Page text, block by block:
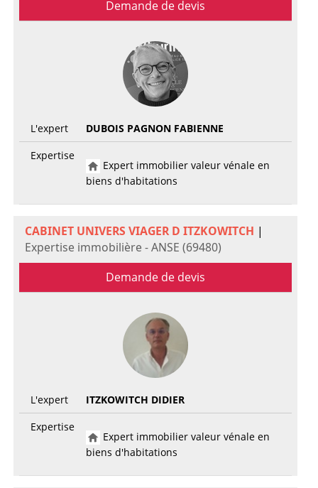
Demande de devis
L'expert
DUBOIS PAGNON FABIENNE
Expertise
Expert immobilier valeur vénale en
biens d'habitations
CABINET UNIVERS VIAGER D ITZKOWITCH |
Expertise immobilière - ANSE (69480)
Demande de devis
L'expert
ITZKOWITCH DIDIER
Expertise
Expert immobilier valeur vénale en
biens d'habitations